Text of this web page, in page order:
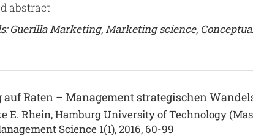
abstract
Guerilla Marketing, Marketing science,
auf Raten – Management strategischen
E. Rhein, Hamburg University of Technology
Science 1(1), 2016, 60-99